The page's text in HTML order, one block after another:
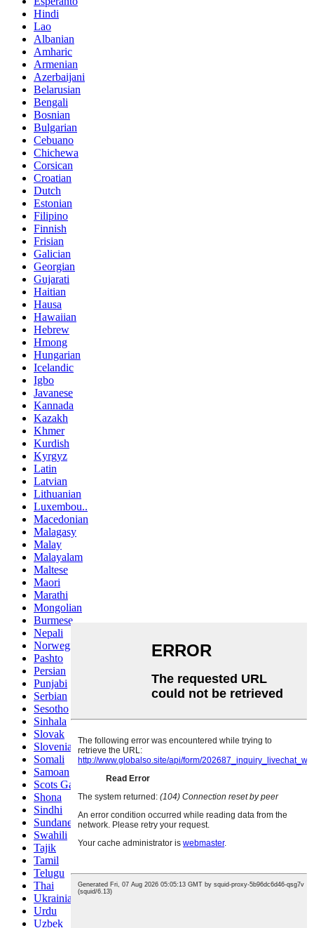
Hindi
Lao
Albanian
Amharic
Armenian
Azerbaijani
Belarusian
Bengali
Bosnian
Bulgarian
Cebuano
Chichewa
Corsican
Croatian
Dutch
Estonian
Filipino
Finnish
Frisian
Galician
Georgian
Gujarati
Haitian
Hausa
Hawaiian
Hebrew
Hmong
Hungarian
Icelandic
Igbo
Javanese
Kannada
Kazakh
Khmer
Kurdish
Kyrgyz
Latin
Latvian
Lithuanian
Luxembou..
Macedonian
Malagasy
Malay
Malayalam
Maltese
Maori
Marathi
Mongolian
Burmese
Nepali
Norwegian
Pashto
Persian
Punjabi
Serbian
Sesotho
Sinhala
Slovak
Slovenian
Somali
Samoan
Scots Gaelic
Shona
Sindhi
Sundanese
Swahili
Tajik
Tamil
Telugu
Thai
Ukrainian
Urdu
Uzbek